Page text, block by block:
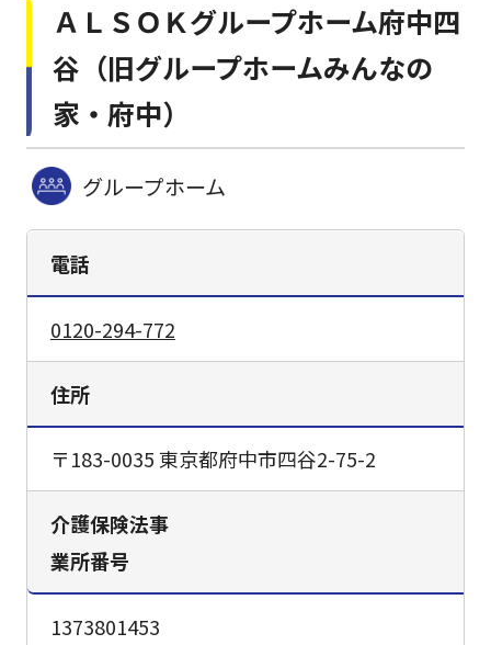
ＡＬＳＯＫグループホーム府中四
谷（旧グループホームみんなの
家・府中）
グループホーム
電話
0120-294-772
住所
〒183-0035 東京都府中市四谷2-75-2
介護保険法事
業所番号
1373801453